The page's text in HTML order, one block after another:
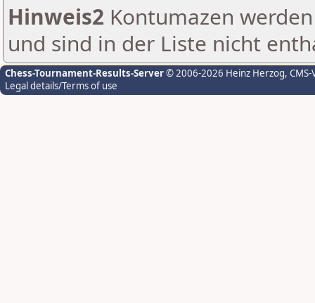
Hinweis2 Kontumazen
und sind in der Liste nicht
Chess-Tournament-Results-Server© 2006-2026 Heinz Herzog,
Legal details/Terms of use